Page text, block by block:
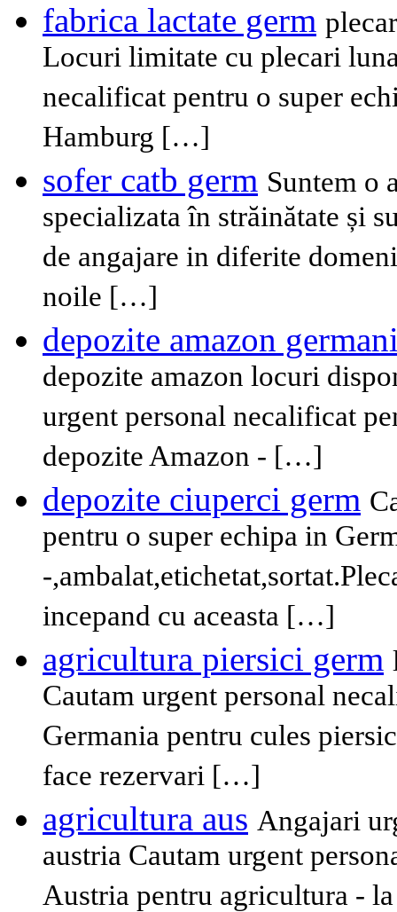
fabrica lactate germ
Locuri limitate cu plecari
necalificat pentru o super
Hamburg […]
sofer catb germ Suntem o
specializata în străinătate și
de angajare in diferite
noile […]
depozite amazon
depozite amazon locuri
urgent personal necalificat
depozite Amazon - […]
depozite ciuperci germ
pentru o super echipa in
-
incepand cu aceasta […]
agricultura piersici germ
Cautam urgent personal
Germania pentru cules
face rezervari […]
agricultura aus Angajari
austria Cautam urgent
Austria pentru agricultura -